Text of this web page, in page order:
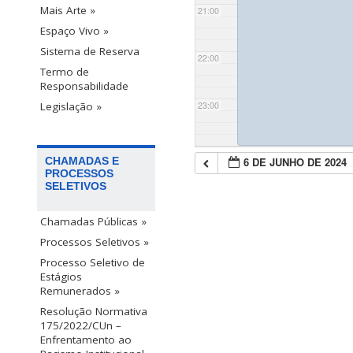
Mais Arte »
Espaço Vivo »
Sistema de Reserva
Termo de
Responsabilidade
Legislação »
CHAMADAS E
PROCESSOS
SELETIVOS
Chamadas Públicas »
Processos Seletivos »
Processo Seletivo de
Estágios
Remunerados »
Resolução Normativa
175/2022/CUn –
Enfrentamento ao
21:00
22:00
23:00
6 DE JUNHO DE 2024